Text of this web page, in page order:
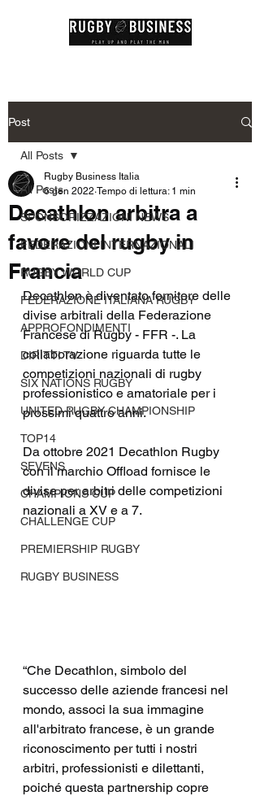
Post
All Posts
SPONSORIZZAZIONI NEWS
FEDERAZIONI INTERNAZIONALI
RUGBY WORLD CUP
FEDERAZIONE ITALIANA RUGBY
APPROFONDIMENTI
DIRITTI TV
SIX NATIONS RUGBY
UNITED RUGBY CHAMPIONSHIP
TOP14
SEVENS
CHAMPIONS CUP
CHALLENGE CUP
PREMIERSHIP RUGBY
RUGBY BUSINESS
All Posts
Decathlon arbitra a
favore del rugby in
Francia
Rugby Business Italia
6 gen 2022 Tempo di lettura: 1 min
Decathlon è diventato fornitore delle
divise arbitrali della Federazione
Francese di Rugby - FFR -. La
collaborazione riguarda tutte le
competizioni nazionali di rugby
professionistico e amatoriale per i
prossimi quattro anni.
Da ottobre 2021 Decathlon Rugby
con il marchio Offload fornisce le
divise per arbitri delle competizioni
nazionali a XV e a 7.
“Che Decathlon, simbolo del
successo delle aziende francesi nel
mondo, associ la sua immagine
all'arbitrato francese, è un grande
riconoscimento per tutti i nostri
arbitri, professionisti e dilettanti,
poiché questa partnership copre